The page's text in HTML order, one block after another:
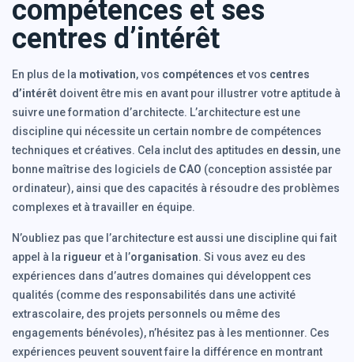
compétences et ses
centres d’intérêt
En plus de la motivation, vos compétences et vos centres
d’intérêt doivent être mis en avant pour illustrer votre aptitude à
suivre une formation d’architecte. L’architecture est une
discipline qui nécessite un certain nombre de compétences
techniques et créatives. Cela inclut des aptitudes en dessin, une
bonne maîtrise des logiciels de CAO (conception assistée par
ordinateur), ainsi que des capacités à résoudre des problèmes
complexes et à travailler en équipe.
N’oubliez pas que l’architecture est aussi une discipline qui fait
appel à la rigueur et à l’organisation. Si vous avez eu des
expériences dans d’autres domaines qui développent ces
qualités (comme des responsabilités dans une activité
extrascolaire, des projets personnels ou même des
engagements bénévoles), n’hésitez pas à les mentionner. Ces
expériences peuvent souvent faire la différence en montrant